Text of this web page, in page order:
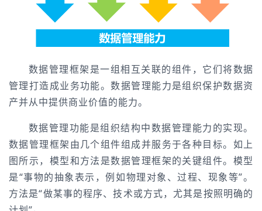
数据管理框架是一组相互关联的组件，它们将数据
管理打造成业务功能。数据管理能力是组织保护数据资
产并从中提供商业价值的能力。
数据管理功能是组织结构中数据管理能力的实现。
数据管理框架由几个组件组成并服务于各种目标。如上
图所示，模型和方法是数据管理框架的关键组件。模型
是“事物的抽象表示，例如物理对象、过程、现象等”。
方法是“做某事的程序、技术或方式，尤其是按照明确的